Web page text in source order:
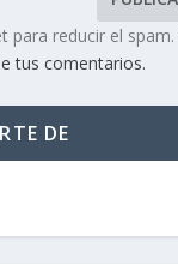
para reducir el
tus comentarios.
DE